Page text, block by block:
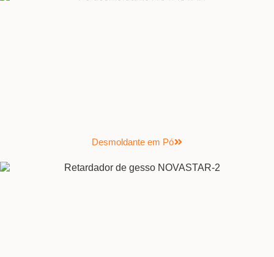
Desmoldante em Pó